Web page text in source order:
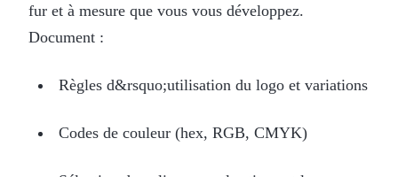
fur et à mesure que vous vous développez.
Document :
Règles d&rsquo;utilisation du logo et variations
Codes de couleur (hex, RGB, CMYK)